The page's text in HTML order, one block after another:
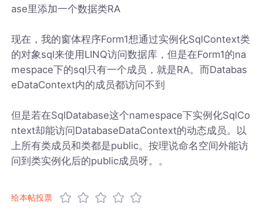
ase里添加一个数据类RA
现在，我的窗体程序Form1想通过实例化SqlContext类
的对象sql来使用LINQ访问数据库，但是在Form1的na
mespace下的sql只有一个成员，就是RA。而Databas
eDataContext内的成员都访问不到
但是若在SqlDatabase这个namespace下实例化SqlCo
ntext却能访问DatabaseDataContext的动态成员。以
上所有类成员和类都是public。按理说命名空间外能访
问到类实例化后的public成员呀。。
给本帖投票